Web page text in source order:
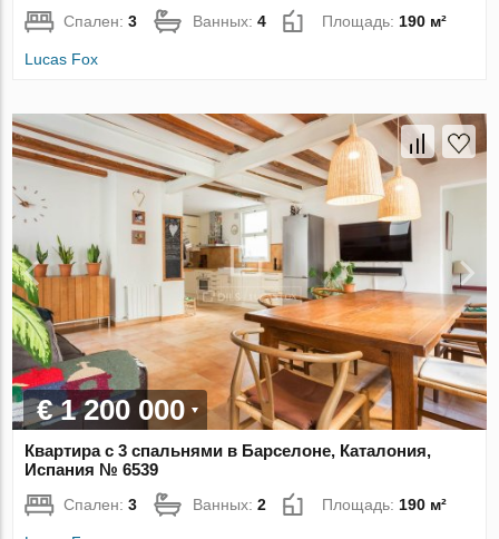
Спален:3 Ванных:4 Площадь:190 м²
Lucas Fox
€ 1 200 000
Квартира с 3 спальнями в Барселоне, Каталония,
Испания № 6539
Спален:3 Ванных:2 Площадь: 190 м²